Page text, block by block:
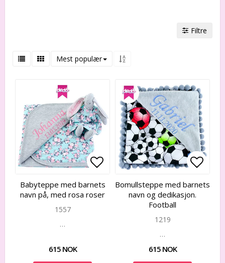
Filtre
Mest populær
Add to list of favorites
Add to list of favorites
Babyteppe med barnets
navn på, med rosa roser
1557
…
615 NOK
Add
Add
Bomullsteppe med barnets
navn og dedikasjon.
Football
1219
…
615 NOK